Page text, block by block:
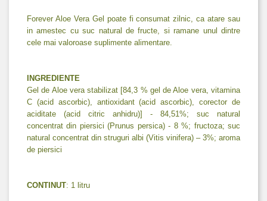
Forever Aloe Vera Gel poate fi consumat zilnic, ca atare sau
in amestec cu suc natural de fructe, si ramane unul dintre
cele mai valoroase suplimente alimentare.
INGREDIENTE
Gel de Aloe vera stabilizat [84,3 % gel de Aloe vera, vitamina
C (acid ascorbic), antioxidant (acid ascorbic), corector de
aciditate (acid citric anhidru)] - 84,51%; suc natural
concentrat din piersici (Prunus persica) - 8 %; fructoza; suc
natural concentrat din struguri albi (Vitis vinifera) – 3%; aroma
de piersici
CONTINUT: 1 litru